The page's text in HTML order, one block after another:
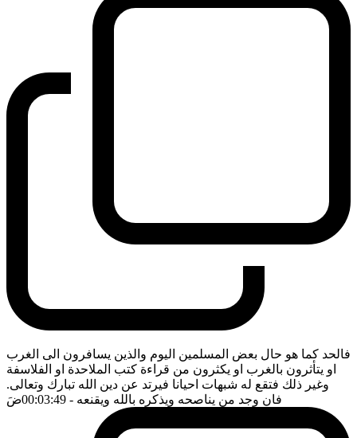
فالحد كما هو حال بعض المسلمين اليوم والذين يسافرون الى الغرب
او يتأثرون بالغرب او يكثرون من قراءة كتب الملاحدة او الفلاسفة
وغير ذلك فتقع له شبهات احيانا فيرتد عن دين الله تبارك وتعالى.
فان وجد من يناصحه ويذكره بالله ويقنعه - 00:03:49 ضَ